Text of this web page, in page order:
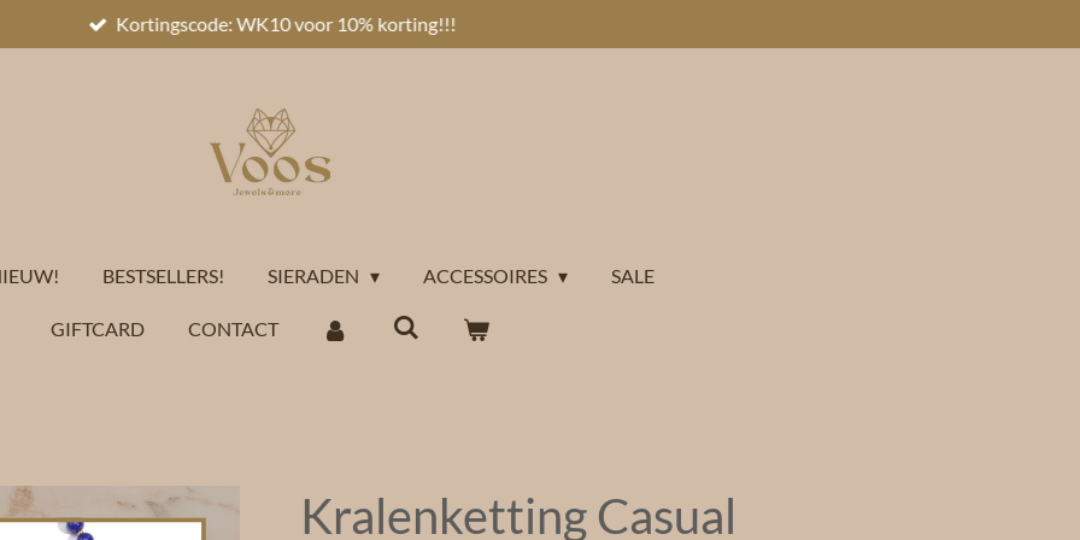
Kortingscode: WK10 voor 10% korting!!!
BESTSELLERS! SIERADEN ACCESSOIRES SALE
GIFTCARD CONTACT
Kralenketting Casual